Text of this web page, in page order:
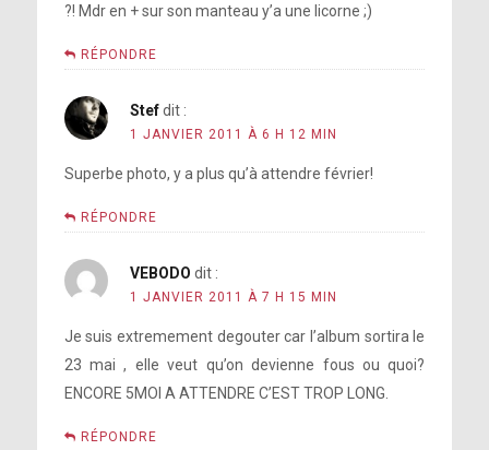
?! Mdr en + sur son manteau y’a une licorne ;)
RÉPONDRE
Stef dit :
1 JANVIER 2011 À 6 H 12 MIN
Superbe photo, y a plus qu’à attendre février!
RÉPONDRE
VEBODO dit :
1 JANVIER 2011 À 7 H 15 MIN
Je suis extremement degouter car l’album sortira le
23 mai , elle veut qu’on devienne fous ou quoi?
ENCORE 5MOI A ATTENDRE C’EST TROP LONG.
RÉPONDRE